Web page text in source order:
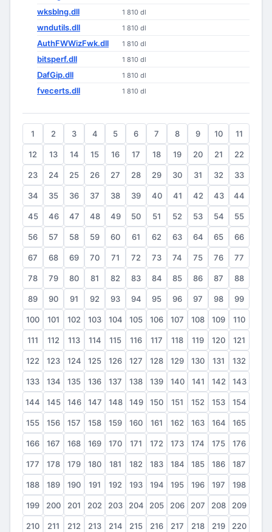
wksblng.dll 1 810 dl
wndutils.dll 1 810 dl
AuthFWWizFwk.dll 1 810 dl
bitsperf.dll 1 810 dl
DafGip.dll 1 810 dl
fvecerts.dll 1 810 dl
1 2 3 4 5 6 7 8 9 10 11
12 13 14 15 16 17 18 19 20 21 22
23 24 25 26 27 28 29 30 31 32 33
34 35 36 37 38 39 40 41 42 43 44
45 46 47 48 49 50 51 52 53 54 55
56 57 58 59 60 61 62 63 64 65 66
67 68 69 70 71 72 73 74 75 76 77
78 79 80 81 82 83 84 85 86 87 88
89 90 91 92 93 94 95 96 97 98 99
100 101 102 103 104 105 106 107 108 109 110
111 112 113 114 115 116 117 118 119 120 121
122 123 124 125 126 127 128 129 130 131 132
133 134 135 136 137 138 139 140 141 142 143
144 145 146 147 148 149 150 151 152 153 154
155 156 157 158 159 160 161 162 163 164 165
166 167 168 169 170 171 172 173 174 175 176
177 178 179 180 181 182 183 184 185 186 187
188 189 190 191 192 193 194 195 196 197 198
199 200 201 202 203 204 205 206 207 208 209
210 211 212 213 214 215 216 217 218 219 220